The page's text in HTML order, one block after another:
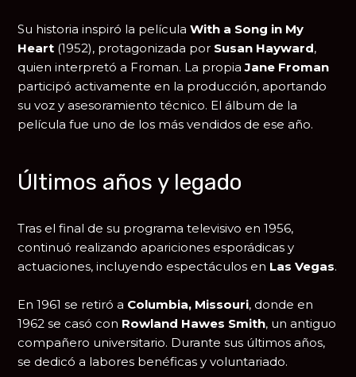
Su historia inspiró la películaWith a Song in My
Heart (1952), protagonizada por Susan Hayward,
quien interpretó a Froman. La propiaJane Froman
participó activamente en la producción, aportando
su voz y asesoramiento técnico. El álbum de la
película fue uno de los más vendidos de ese año.
Últimos años y legado
Tras el final de su programa televisivo en 1956,
continuó realizando apariciones esporádicas y
actuaciones, incluyendo espectáculos en Las Vegas.
En 1961 se retiró a Columbia, Missouri, donde en
1962 se casó con Rowland Hawes Smith, un antiguo
compañero universitario. Durante sus últimos años,
se dedicó a labores benéficas y voluntariado.